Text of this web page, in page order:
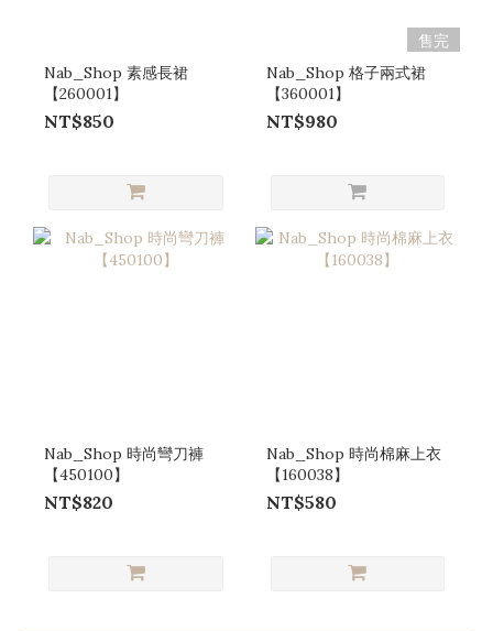
Nab_Shop 素感長裙
【260001】
NT$850
售完
Nab_Shop 格子兩式裙
【360001】
NT$980
Nab_Shop 時尚彎刀褲
【450100】
NT$820
Nab_Shop 時尚棉麻上衣
【160038】
NT$580